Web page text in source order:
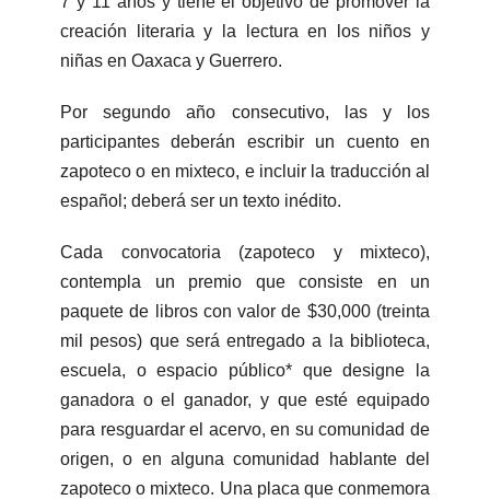
creación literaria y la lectura en los niños y
niñas en Oaxaca y Guerrero.
Por segundo año consecutivo, las y los
participantes deberán escribir un cuento en
zapoteco o en mixteco, e incluir la traducción al
español; deberá ser un texto inédito.
Cada convocatoria (zapoteco y mixteco),
contempla un premio que consiste en un
paquete de libros con valor de $30,000 (treinta
mil pesos) que será entregado a la biblioteca,
escuela, o espacio público* que designe la
ganadora o el ganador, y que esté equipado
para resguardar el acervo, en su comunidad de
origen, o en alguna comunidad hablante del
zapoteco o mixteco. Una placa que conmemora